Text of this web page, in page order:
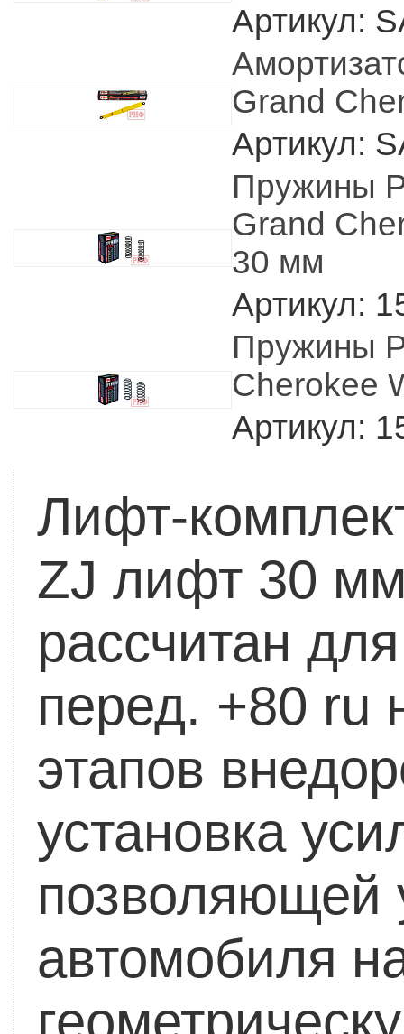
Артикул:
Grand
Артикул:
Пружины
Grand
30 мм
Артикул:
Пружины
Cherokee
Артикул:
Лифт-
ZJ лифт 30
рассчитан
перед. +80 ru
этапов
установка
позволяющей
автомобиля